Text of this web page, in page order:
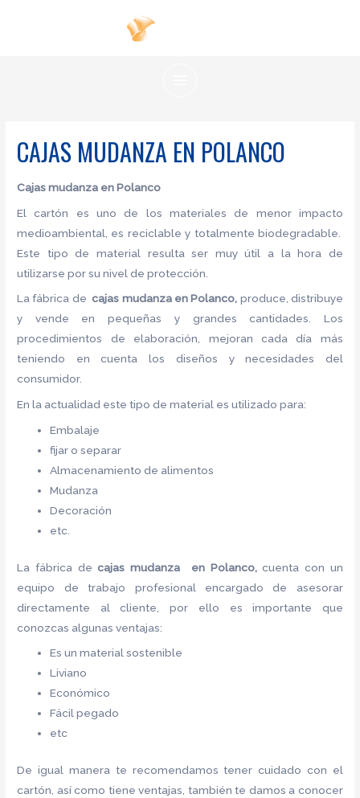
CAJAS MUDANZA EN POLANCO
Cajas mudanza en Polanco
El cartón es uno de los materiales de menor impacto
medioambiental, es reciclable y totalmente biodegradable.
Este tipo de material resulta ser muy útil a la hora de
utilizarse por su nivel de protección.
La fábrica decajas mudanza en Polanco, produce, distribuye
y vende en pequeñas y grandes cantidades. Los
procedimientos de elaboración, mejoran cada día más
teniendo en cuenta los diseños y necesidades del
consumidor.
En la actualidad este tipo de material es utilizado para:
Embalaje
fijar o separar
Almacenamiento de alimentos
Mudanza
Decoración
etc.
La fábrica decajas mudanza en Polanco,cuenta con un
equipo de trabajo profesional encargado de asesorar
directamente al cliente, por ello es importante que
conozcas algunas ventajas:
Es un material sostenible
Liviano
Económico
Fácil pegado
etc
De igual manera te recomendamos tener cuidado con el
cartón, así como tiene ventajas, también te damos a conocer